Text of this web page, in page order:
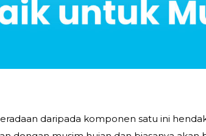
daripada komponen satu ini